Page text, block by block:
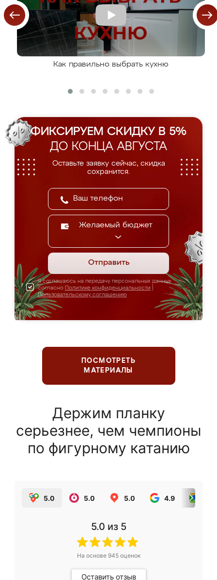
Как правильно выбрать кухню
ФИКСИРУЕМ СКИДКУ В 5%
ДО КОНЦА АВГУСТА
Оставьте заявку сейчас, скидка
сохранится.
Желаемый бюджет
Отправить
Я соглашаюсь на передачу персональных данных
согласно Политике конфиденциальности
Пользовательскому соглашению
ПОСМОТРЕТЬ
МАТЕРИАЛЫ
Держим планку
серьезнее, чем чемпионы
по фигурному катанию
5.0 5.0 5.0 4.9
5.0 из 5
На основе 945оценок
Оставить отзыв